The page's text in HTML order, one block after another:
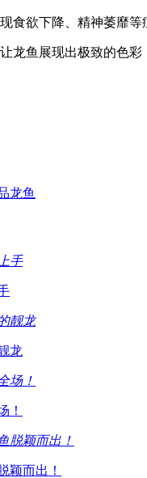
食欲下降、精神萎靡
龙鱼展现出极致的色
龙鱼
龙
！
颖而出！